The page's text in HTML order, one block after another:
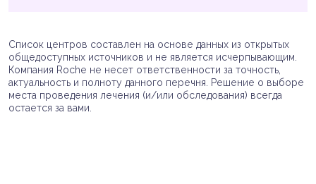
Список центров составлен на основе данных из открытых
общедоступных источников и не является исчерпывающим.
Компания Roche не несет ответственности за точность,
актуальность и полноту данного перечня. Решение о выборе
места проведения лечения (и/или обследования) всегда
остается за вами.